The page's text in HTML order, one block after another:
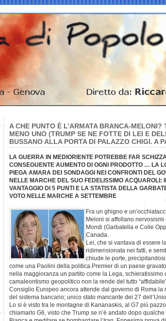
A CHE PUNTO È L’ARMATA BRANCA-MELONI?
MENO UNO (TRUMP SE NE FOTTE DI LEI E
BUSSANO ALLA PORTA DI PALAZZO CHIGI. A
LA GUERRA IN MEDIORIENTE POTREBBE FAR
CONSEGUENTE AUMENTO DI OGNI PRODOTTO … LA
PIEGA AMARA DEI SONDAGGI NEI CONFRONTI DEL
NELLE MARCHE DEL SUO FEDELISSIMO ACQUAROLI:
VANTAGGIO DI 5 PUNTI E LA STATISTA DELLA
VOTO NELLE MARCHE A SETTEMBRE
Fra un ghigno e
Meloni si affollano
Mondi (Garbatella e Colle
Canada.
Lei, che si vantava di essere
ridimensionata nei fatti, e
chiude le porte,
come una Paolini della politica.Premier di un paese
nella maggioranza un partito come la Lega, schieratissimo
camaleontismo geopolitico non la rende del tutto
Consiglio Europeo ancora attende dal governo di Roma
del sistema bancario; unico stato mancante dei 27
Lo si è visto tra le montagne di Kananaskis, al G7 più
chiamarlo G6, visto che Trump se n’è andato dopo